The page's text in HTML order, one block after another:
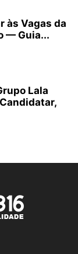
às Vagas da
— Guia...
Lala